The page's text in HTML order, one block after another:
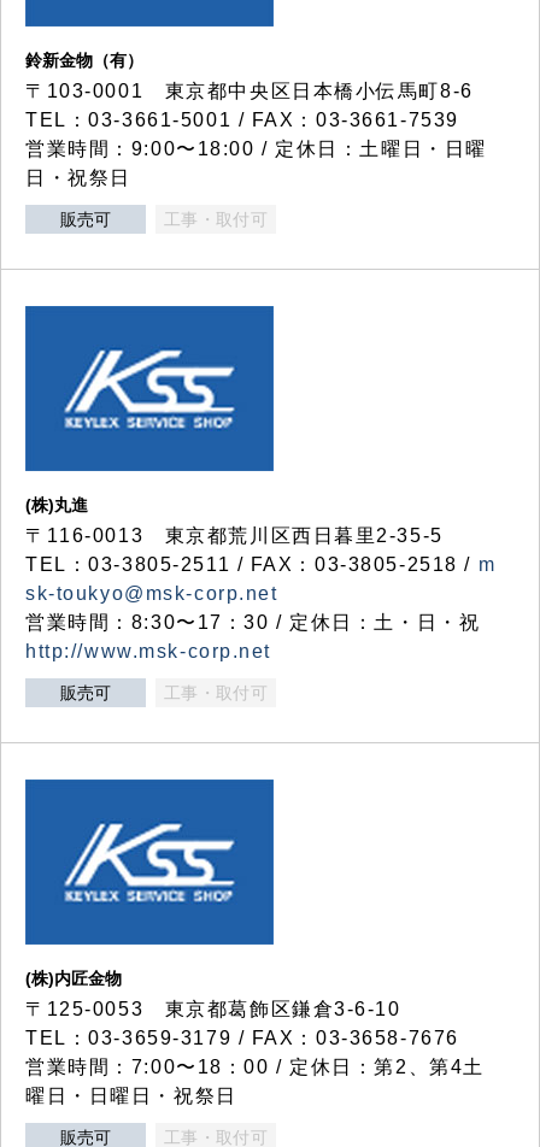
鈴新金物（有）
〒103-0001 東京都中央区日本橋小伝馬町8-6
TEL：03-3661-5001 / FAX：03-3661-7539
営業時間：9:00〜18:00 / 定休日：土曜日・日曜
日・祝祭日
販売可 工事・取付可
(株)丸進
〒116-0013 東京都荒川区西日暮里2-35-5
TEL：03-3805-2511 / FAX：03-3805-2518 / m
sk-toukyo@msk-corp.net
営業時間：8:30〜17：30 / 定休日：土・日・祝
http://www.msk-corp.net
販売可 工事・取付可
(株)内匠金物
〒125-0053 東京都葛飾区鎌倉3-6-10
TEL：03-3659-3179 / FAX：03-3658-7676
営業時間：7:00〜18：00 / 定休日：第2、第4土
曜日・日曜日・祝祭日
販売可 工事・取付可